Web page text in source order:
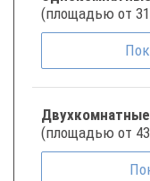
(площадью от
Двухкомнатные
(площадью от